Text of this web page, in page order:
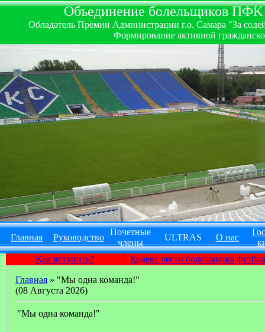
Объединение болельщиков
Обладатель Премии Администрации г.о. Самара "За
Формирование активной
Главная Руководство
Почетные
члены
ULTRAS О нас
Как вступить?
Кодекс чести болельщика
Главная » "Мы одна команда!"
(08 Августа 2026)
"Мы одна команда!"